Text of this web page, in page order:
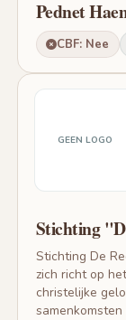
Pednet
CBF: Nee
GEEN LOGO
Stichting
Stichting De
zich richt op
christelijke
samenkomsten